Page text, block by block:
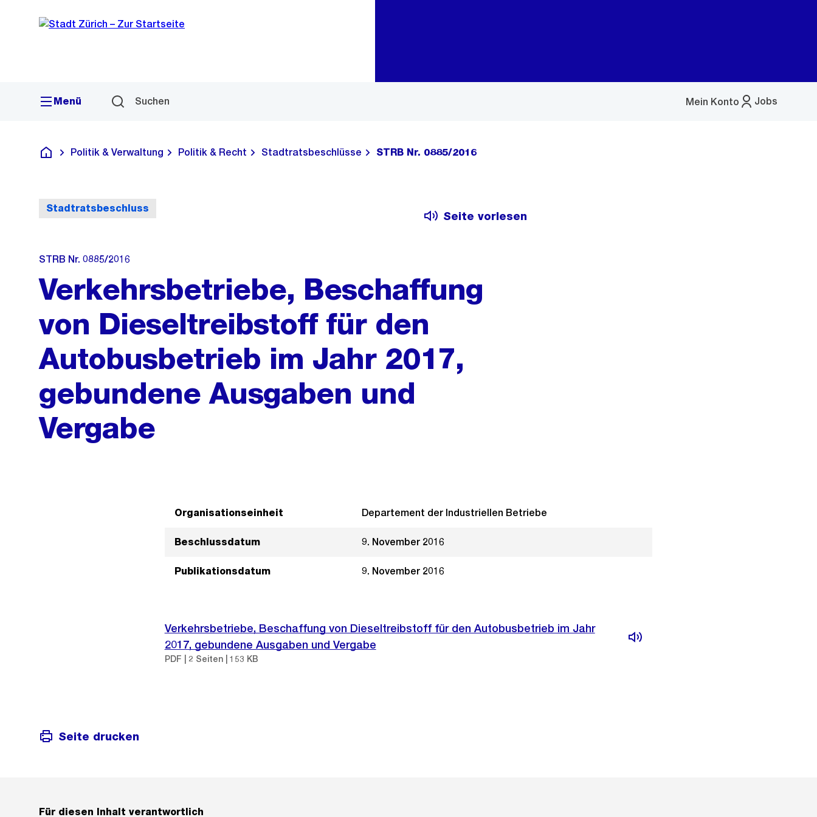
Navigation
Sprunglink
Menü Suchen Jobs
Mein Konto
Menü
Deutsch
Politik & Verwaltung Politik & Recht Stadtratsbeschlüsse STRB Nr. 0885/2016
Stadtratsbeschluss
Seite vorlesen
STRB Nr. 0885/2016
Verkehrsbetriebe, Beschaffung
von Dieseltreibstoff für den
Autobusbetrieb im Jahr 2017,
gebundene Ausgaben und
Vergabe
Organisationseinheit Departement der Industriellen Betriebe
Beschlussdatum 9. November 2016
Publikationsdatum 9. November 2016
Verkehrsbetriebe, Beschaffung von Dieseltreibstoff für den Autobusbetrieb im Jahr
2017, gebundene Ausgaben und Vergabe
PDF | 2 Seiten | 153 KB
Seite drucken
Für diesen Inhalt verantwortlich